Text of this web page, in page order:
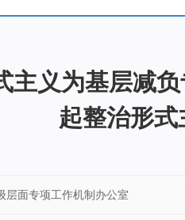
主义为基层减
起整治形
层面专项工作机制办公室